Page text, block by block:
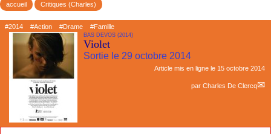
accueil Critiques (Charles)
#2014 #Action #Drame #Famille
BAS DEVOS (2014)
Violet
Sortie le 29 octobre 2014
Article mis en ligne le 15 octobre 2014
par Charles De Clercq